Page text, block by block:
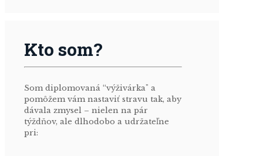
Kto som?
Som diplomovaná “výživárka" a
pomôžem vám nastaviť stravu tak, aby
dávala zmysel – nielen na pár
týždňov, ale dlhodobo a udržateľne
pri: